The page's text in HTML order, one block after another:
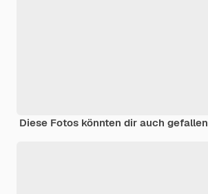
Diese Fotos könnten dir auch gefallen